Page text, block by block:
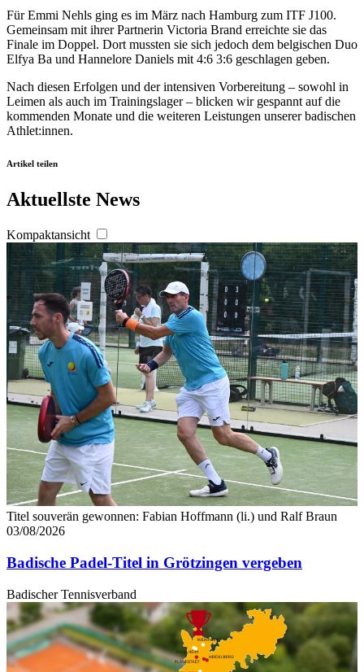
zu können und die Zugriffe auf unsere Website zu
analysieren. Außerdem geben wir Informationen zu Ihrer
Verwendung unserer Website an unsere Partner für
Partner führen diese Informationen möglicherweise mit
weiteren Daten zusammen, die Sie ihnen bereitgestellt
haben oder die sie im Rahmen Ihrer Nutzung der Dienste
angepasst werden.
Für Emmi Nehls ging es im März nach Hamburg zum ITF J100.
Gemeinsam mit ihrer Partnerin Victoria Brand erreichte sie das
Finale im Doppel. Dort mussten sie sich jedoch dem belgischen Duo
Elfya Ba und Hannelore Daniels mit 4:6 3:6 geschlagen geben.
Nach diesen Erfolgen und der intensiven Vorbereitung – sowohl in
Leimen als auch im Trainingslager – blicken wir gespannt auf die
kommenden Monate und die weiteren Leistungen unserer badischen
Athlet:innen.
Artikel teilen
Aktuellste News
Kompaktansicht
Titel souverän gewonnen: Fabian Hoffmann (li.) und Ralf Braun
03/08/2026
Badische Padel-Titel in Grötzingen vergeben
Badischer Tennisverband